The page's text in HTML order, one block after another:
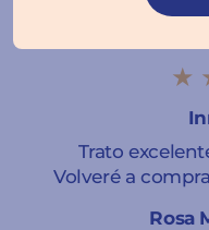
Trato
Volveré a
Rosa